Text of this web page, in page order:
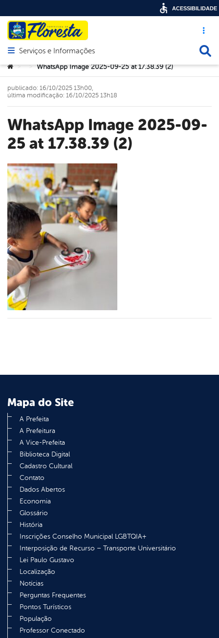
Acesso
Abrir menu principal de navegação
Serviços e Informações
Você está aqui:
> > WhatsApp Image 2025-09-25 at 17.38.39 (2)
WhatsApp Image 2025-09-
25 at 17.38.39 (2)
publicado: 16/10/2025 13h00,
última modificação: 16/10/2025 13h18
Mapa do Site
A Prefeita
A Prefeitura
A Vice-Prefeita
Biblioteca Digital
Cadastro Cultural
Contato
Dados Abertos
Economia
Glossário
História
Inscrições Conselho Municipal LGBTQIA+
Interposição de Recurso – Transporte Universitário
Lei Paulo Gustavo
Localização
Notícias
Perguntas Frequentes
Pontos Turísticos
População
Professor Conectado
ACESSIBILIDADE